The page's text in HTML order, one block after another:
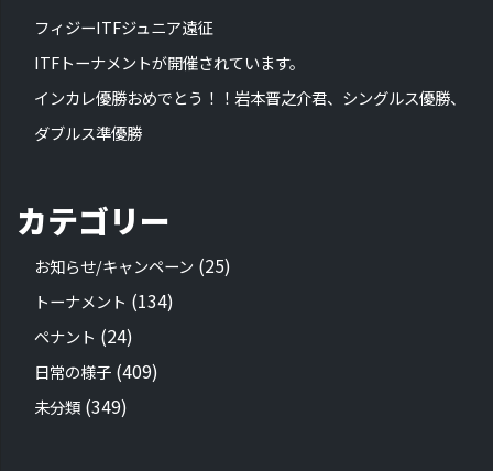
フィジーITFジュニア遠征
ITFトーナメントが開催されています。
インカレ優勝おめでとう！！岩本晋之介君、シングルス優勝、
ダブルス準優勝
カテゴリー
お知らせ/キャンペーン (25)
トーナメント (134)
ペナント (24)
日常の様子 (409)
未分類 (349)